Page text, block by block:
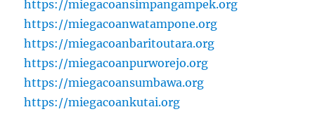
https://miegacoansimpangampek.org
https://miegacoanwatampone.org
https://miegacoanbaritoutara.org
https://miegacoanpurworejo.org
https://miegacoansumbawa.org
https://miegacoankutai.org